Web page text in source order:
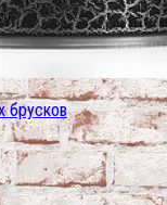
брусков